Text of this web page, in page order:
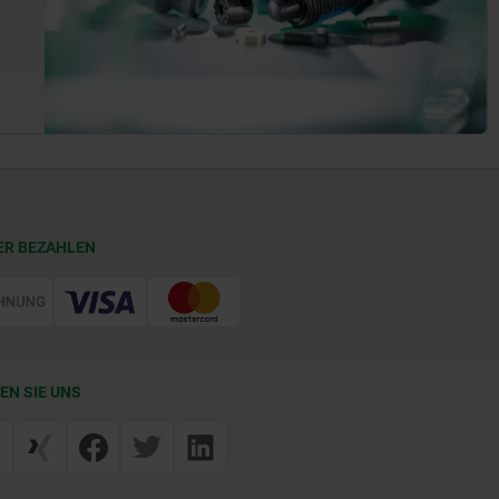
BEZAHLEN
SIE UNS